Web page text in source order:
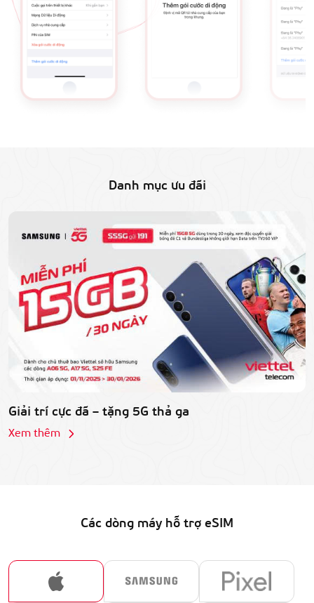
Danh mục ưu đãi
Giải trí cực đã – tặng 5G thả ga
Xem thêm
Các dòng máy hỗ trợ eSIM